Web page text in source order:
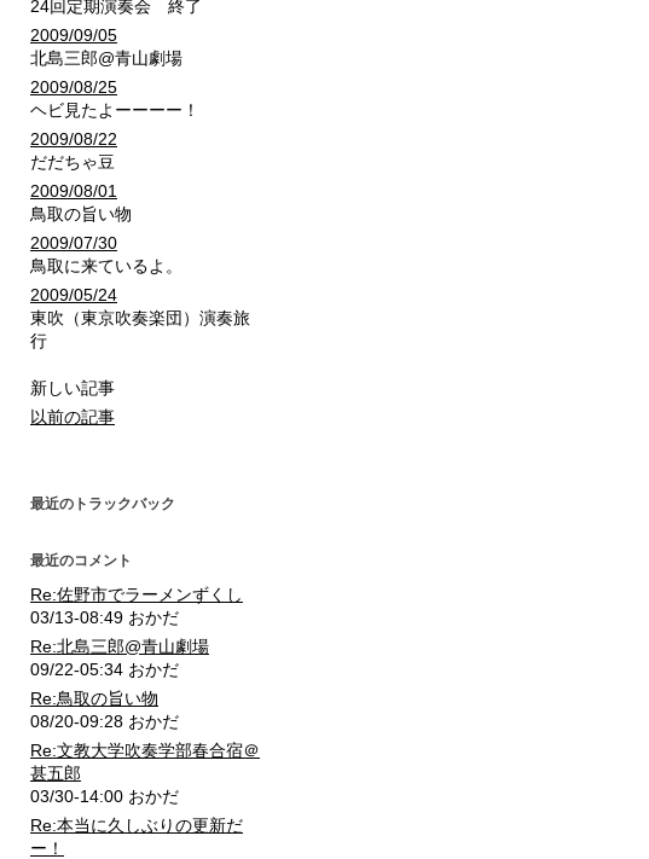
24回定期演奏会 終了
2009/09/05
北島三郎@青山劇場
2009/08/25
ヘビ見たよーーーー！
2009/08/22
だだちゃ豆
2009/08/01
鳥取の旨い物
2009/07/30
鳥取に来ているよ。
2009/05/24
東吹（東京吹奏楽団）演奏旅
行
新しい記事
以前の記事
最近のトラックバック
最近のコメント
Re:佐野市でラーメンずくし
03/13-08:49 おかだ
Re:北島三郎@青山劇場
09/22-05:34 おかだ
Re:鳥取の旨い物
08/20-09:28 おかだ
Re:文教大学吹奏学部春合宿＠
甚五郎
03/30-14:00 おかだ
Re:本当に久しぶりの更新だ
ー！